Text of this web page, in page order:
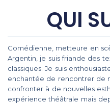
QUI
Comédienne, metteure en
Argentin, je suis friande des
classiques. Je suis
enchantée de rencontrer de
confronter à de nouvelles
expérience théâtrale mais